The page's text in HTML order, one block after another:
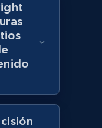
Final
ahora
by